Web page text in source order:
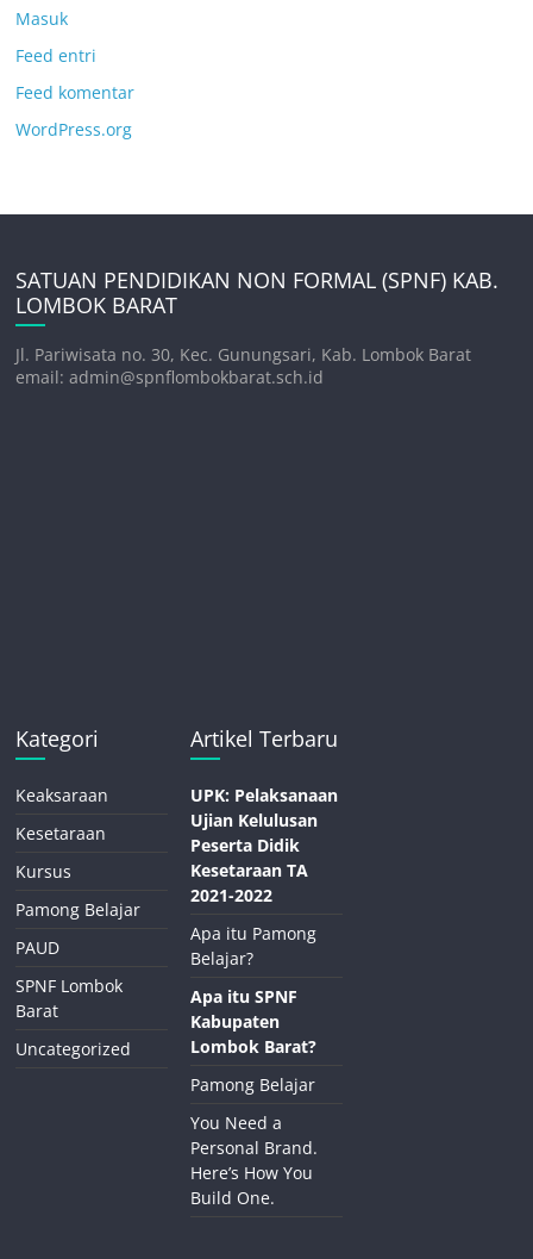
Masuk
Feed entri
Feed komentar
WordPress.org
SATUAN PENDIDIKAN NON FORMAL (SPNF) KAB.
LOMBOK BARAT
Jl. Pariwisata no. 30, Kec. Gunungsari, Kab. Lombok Barat
email: admin@spnflombokbarat.sch.id
Kategori
Keaksaraan
Kesetaraan
Kursus
Pamong Belajar
PAUD
SPNF Lombok
Barat
Uncategorized
Artikel Terbaru
UPK: Pelaksanaan
Ujian Kelulusan
Peserta Didik
Kesetaraan TA
2021-2022
Apa itu Pamong
Belajar?
Apa itu SPNF
Kabupaten
Lombok Barat?
Pamong Belajar
You Need a
Personal Brand.
Here’s How You
Build One.